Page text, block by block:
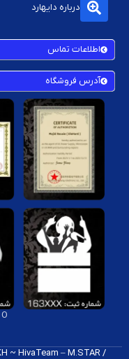
درباره دایهارد
اطلاعات تماس
آدرس فروشگاه
~ HivaTeam – M.STAR /